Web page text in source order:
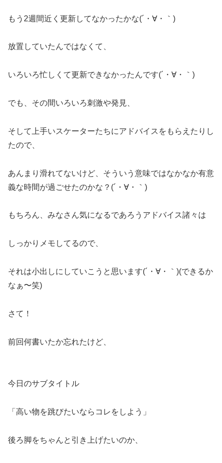
もう2週間近く更新してなかったかな(´・∀・｀)
放置していたんではなくて、
いろいろ忙しくて更新できなかったんです(´・∀・｀)
でも、その間いろいろ刺激や発見、
そして上手いスケーターたちにアドバイスをもらえたりし
たので、
あんまり滑れてないけど、そういう意味ではなかなか有意
義な時間が過ごせたのかな？(´・∀・｀)
もちろん、みなさん気になるであろうアドバイス諸々は
しっかりメモしてるので、
それは小出しにしていこうと思います(´・∀・｀)(できるか
なぁ〜笑)
さて！
前回何書いたか忘れたけど、
今日のサブタイトル
「高い物を跳びたいならコレをしよう」
後ろ脚をちゃんと引き上げたいのか、